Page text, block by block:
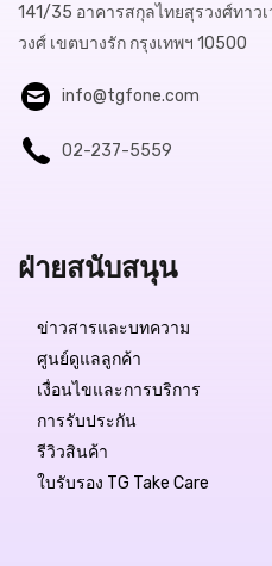
141/35 อาคารสกุลไทยสุรวงศ์ทาว
วงศ์ เขตบางรัก กรุงเทพฯ 10500
info@tgfone.com
02-237-5559
ฝ่ายสนับสนุน
ข่าวสารและบทความ
ศูนย์ดูแลลูกค้า
เงื่อนไขและการบริการ
การรับประกัน
รีวิวสินค้า
ใบรับรอง TG Take Care